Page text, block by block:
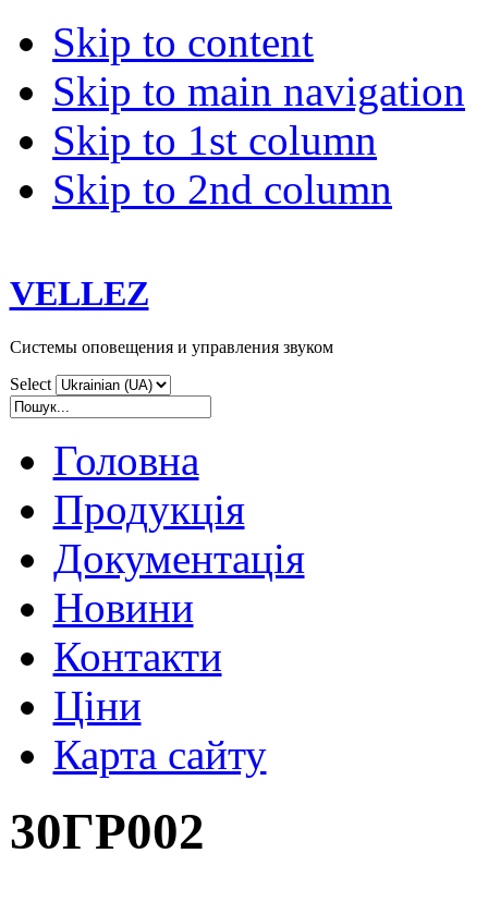
Skip to content
Skip to main navigation
Skip to 1st column
Skip to 2nd column
VELLEZ
Системы оповещения и управления звуком
Select
Головна
Продукція
Документація
Новини
Контакти
Ціни
Карта сайту
30ГР002